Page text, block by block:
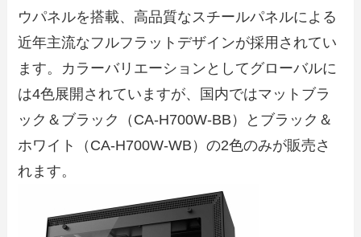
ウパネルを搭載、高品質なスチールパネルによる
近年主流なフルフラットデザインが採用されてい
ます。カラーバリエーションとしてグローバルに
は4色展開されていますが、国内ではマットブラ
ック＆ブラック（CA-H700W-BB）とブラック＆
ホワイト（CA-H700W-WB）の2色のみが販売さ
れます。